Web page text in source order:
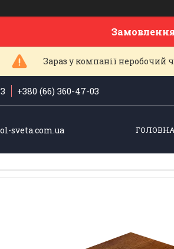
Зараз у компанії неробочий
+380 (66) 360-47-03
sveta.com.ua